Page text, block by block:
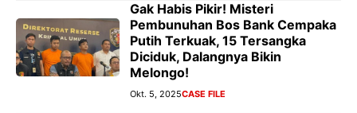
Gak Habis Pikir! Misteri
Pembunuhan Bos Bank Cempaka
Putih Terkuak, 15 Tersangka
Diciduk, Dalangnya Bikin
Melongo!
Okt. 5, 2025CASE FILE